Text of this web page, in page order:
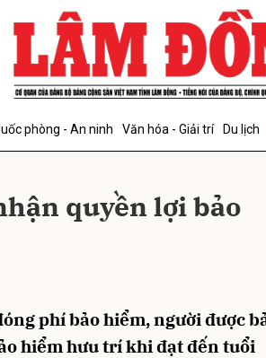
phòng - An ninh Văn hóa - Giải trí Du lịch
quyền lợi bảo
phí bảo hiểm, người được
hiểm hưu trí khi đạt đến tuổi
luận